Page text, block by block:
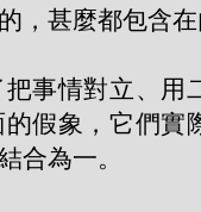
，甚麼都包含
事情對立、用
假象，它們實
合為一。